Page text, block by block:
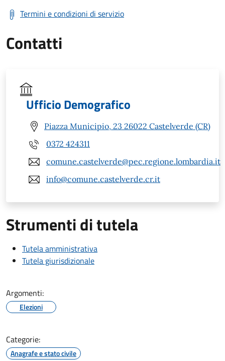
Termini e condizioni di servizio
Contatti
Ufficio Demografico
Piazza Municipio, 23 26022 Castelverde (CR)
0372 424311
comune.castelverde@pec.regione.lombardia.it
info@comune.castelverde.cr.it
Strumenti di tutela
Tutela amministrativa
Tutela giurisdizionale
Argomenti:
Elezioni
Categorie:
Anagrafe e stato civile